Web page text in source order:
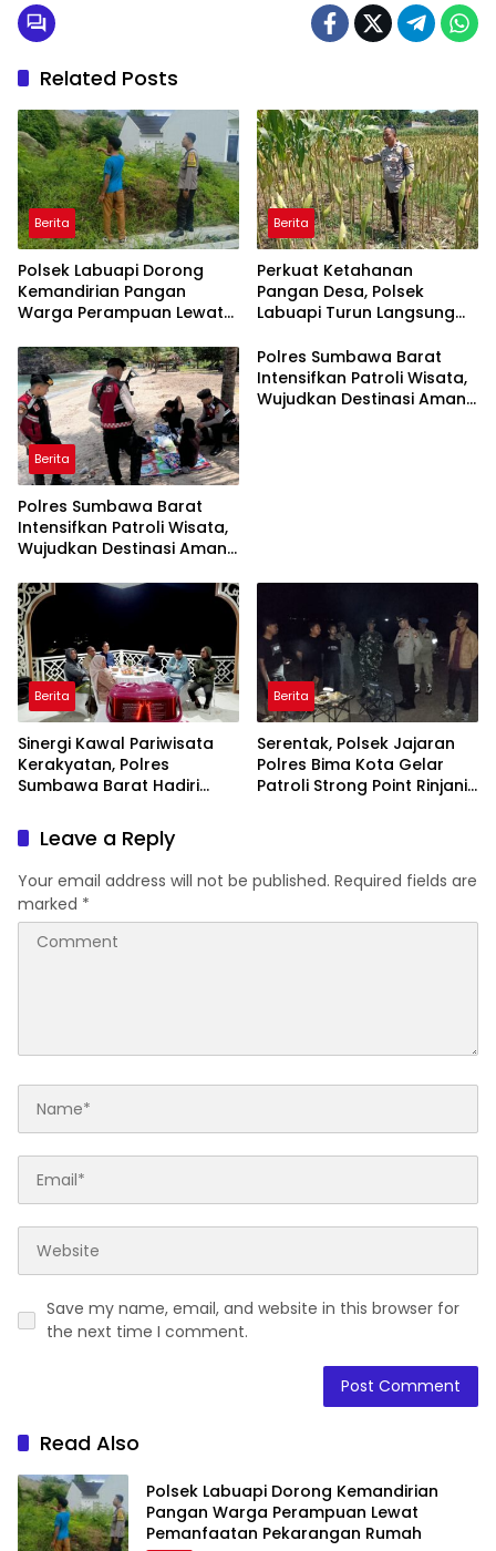
Related Posts
Berita
Polsek Labuapi Dorong
Kemandirian Pangan
Warga Perampuan Lewat
Rumah
Berita
Perkuat Ketahanan
Pangan Desa, Polsek
Labuapi Turun Langsung
Berita
Polres Sumbawa Barat
Intensifkan Patroli Wisata,
Wujudkan Destinasi Aman
Masyarakat
Polres Sumbawa Barat
Intensifkan Patroli Wisata,
Wujudkan Destinasi Aman
Berita
Sinergi Kawal Pariwisata
Kerakyatan, Polres
Sumbawa Barat Hadiri
Sharing Pengelolaan
Pariwisata Bendungan Tiu
Suntuk”
Berita
Serentak, Polsek Jajaran
Polres Bima Kota Gelar
Patroli Strong Point Rinjani
Leave a Reply
Your email address will not be published. Required fields are
marked *
Save my name, email, and website in this browser for
the next time I comment.
Read Also
Polsek Labuapi Dorong Kemandirian
Pangan Warga Perampuan Lewat
Pemanfaatan Pekarangan Rumah